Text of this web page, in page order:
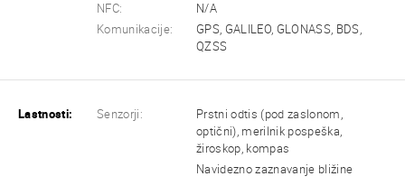
NFC:
N/A
Komunikacije:
GPS, GALILEO, GLONASS, BDS,
QZSS
Lastnosti: Senzorji:
Prstni odtis (pod zaslonom,
optični), merilnik pospeška,
žiroskop, kompas
Navidezno zaznavanje bližine